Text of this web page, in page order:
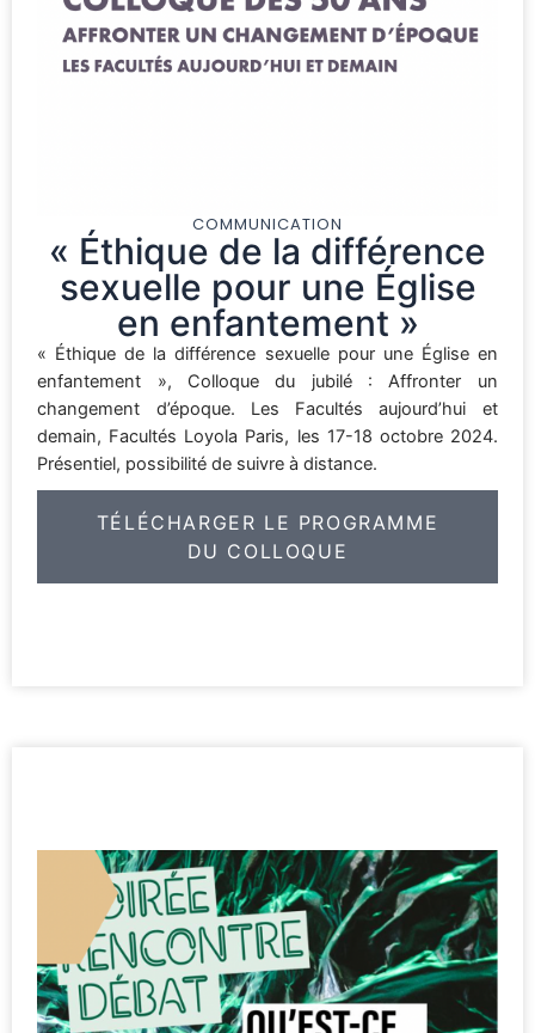
COMMUNICATION
« Éthique de la différence
sexuelle pour une Église
en enfantement »
« Éthique de la différence sexuelle pour une Église en
enfantement », Colloque du jubilé : Affronter un
changement d’époque. Les Facultés aujourd’hui et
demain, Facultés Loyola Paris, les 17-18 octobre 2024.
Présentiel, possibilité de suivre à distance.
TÉLÉCHARGER LE PROGRAMME
DU COLLOQUE